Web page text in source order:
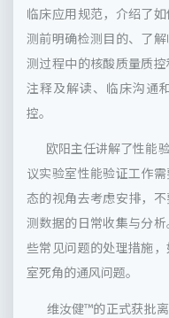
临床应用规范，介绍了
测前明确检测目的、了
测过程中的核酸质量质
注释及解读、临床沟通
控。
欧阳主任讲解了性能
议实验室性能验证工作
态的视角去考虑安排，
测数据的日常收集与分
些常见问题的处理措施
室死角的通风问题。
维汝健™的正式获批离